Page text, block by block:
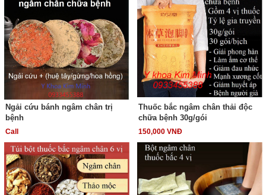
Ngải cứu bánh ngâm chân trị
bệnh
Call
Thuốc bắc ngâm chân thải độc
chữa bệnh 30g/gói
150,000 VNĐ